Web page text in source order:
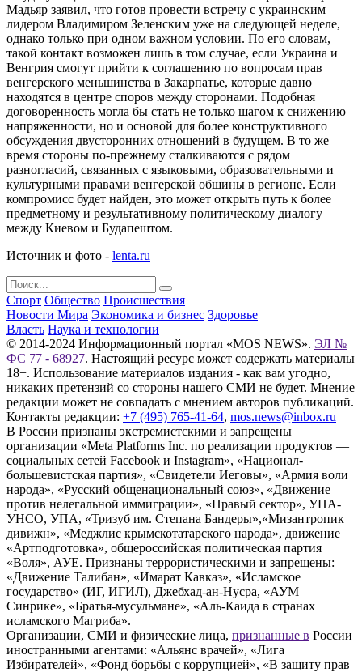
Мадьяр заявил, что готов провести встречу с украинским
лидером Владимиром Зеленским уже на следующей неделе,
однако только при одном важном условии. По его словам,
такой контакт возможен лишь в том случае, если Украина и
Венгрия смогут прийти к соглашению по вопросам прав
венгерского меньшинства в Закарпатье, которые давно
находятся в центре споров между сторонами. Подобная
договоренность могла бы стать не только шагом к снижению
напряженности, но и основой для более конструктивного
обсуждения двусторонних отношений в будущем. В то же
время стороны по-прежнему сталкиваются с рядом
разногласий, связанных с языковыми, образовательными и
культурными правами венгерской общины в регионе. Если
компромисс будет найден, это может открыть путь к более
предметному и результативному политическому диалогу
между Киевом и Будапештом.
Источник и фото - lenta.ru
Спорт Общество Происшествия
Новости Мира Экономика и бизнес Здоровье
Власть Наука и технологии
© 2014-2024 Информационный портал «MOS NEWS». ЭЛ №
ФС 77 - 68927. Настоящий ресурс может содержать материалы
18+. Использование материалов издания - как вам угодно,
никаких претензий со стороны нашего СМИ не будет. Мнение
редакции может не совпадать с мнением авторов публикаций.
Контакты редакции: +7 (495) 765-41-64, mos.news@inbox.ru
В России признаны экстремистскими и запрещены
организации «Meta Platforms Inc. по реализации продуктов —
социальных сетей Facebook и Instagram», «Национал-
большевистская партия», «Свидетели Иеговы», «Армия воли
народа», «Русский общенациональный союз», «Движение
против нелегальной иммиграции», «Правый сектор», УНА-
УНСО, УПА, «Тризуб им. Степана Бандеры»,«Мизантропик
дивижн», «Меджлис крымскотатарского народа», движение
«Артподготовка», общероссийская политическая партия
«Воля», АУЕ. Признаны террористическими и запрещены:
«Движение Талибан», «Имарат Кавказ», «Исламское
государство» (ИГ, ИГИЛ), Джебхад-ан-Нусра, «АУМ
Синрике», «Братья-мусульмане», «Аль-Каида в странах
исламского Магриба».
Организации, СМИ и физические лица, признанные в России
иностранными агентами: «Альянс врачей», «Лига
Избирателей», «Фонд борьбы с коррупцией», «В защиту прав